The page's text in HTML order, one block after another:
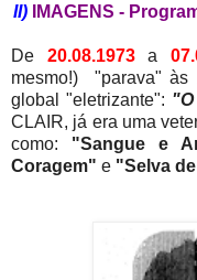
II) IMAGENS -
De 20.08.1973a
mesmo!) "parava" às
global "eletrizante":
CLAIR, já era uma
como: "Sangue e
Coragem" e "Selva